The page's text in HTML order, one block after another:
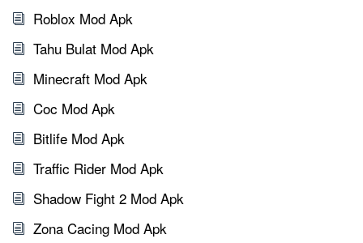
Roblox Mod Apk
Tahu Bulat Mod Apk
Minecraft Mod Apk
Coc Mod Apk
Bitlife Mod Apk
Traffic Rider Mod Apk
Shadow Fight 2 Mod Apk
Zona Cacing Mod Apk